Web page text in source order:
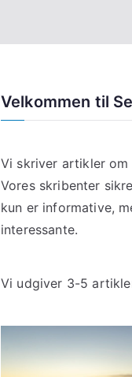
Velkommen til
Vi skriver artikler om
Vores skribenter
kun er informative,
interessante.
Vi udgiver 3-5